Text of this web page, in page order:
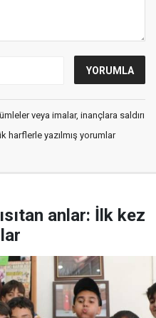
veya imalar, inançlara saldırı
harflerle yazılmış yorumlar
anlar: İlk kez